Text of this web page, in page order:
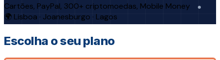
Cartões, PayPal, 300+ criptomoedas, Mobile Money
🌍 Lisboa · Joanesburgo · Lagos
Escolha o seu plano